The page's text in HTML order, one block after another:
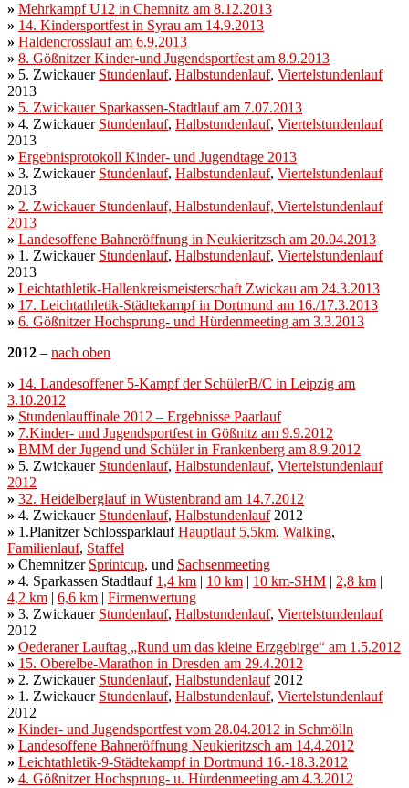
» Mehrkampf U12 in Chemnitz am 8.12.2013
» 14. Kindersportfest in Syrau am 14.9.2013
» Haldencrosslauf am 6.9.2013
» 8. Gößnitzer Kinder-und Jugendsportfest am 8.9.2013
» 5. Zwickauer Stundenlauf, Halbstundenlauf, Viertelstundenlauf
2013
» 5. Zwickauer Sparkassen-Stadtlauf am 7.07.2013
» 4. Zwickauer Stundenlauf, Halbstundenlauf, Viertelstundenlauf
2013
» Ergebnisprotokoll Kinder- und Jugendtage 2013
» 3. Zwickauer Stundenlauf, Halbstundenlauf, Viertelstundenlauf
2013
» 2. Zwickauer Stundenlauf, Halbstundenlauf, Viertelstundenlauf
2013
» Landesoffene Bahneröffnung in Neukieritzsch am 20.04.2013
» 1. Zwickauer Stundenlauf, Halbstundenlauf, Viertelstundenlauf
2013
» Leichtathletik-Hallenkreismeisterschaft Zwickau am 24.3.2013
» 17. Leichtathletik-Städtekampf in Dortmund am 16./17.3.2013
» 6. Gößnitzer Hochsprung- und Hürdenmeeting am 3.3.2013
2012 – nach oben
» 14. Landesoffener 5-Kampf der SchülerB/C in Leipzig am
3.10.2012
» Stundenlauffinale 2012 – Ergebnisse Paarlauf
» 7.Kinder- und Jugendsportfest in Gößnitz am 9.9.2012
» BMM der Jugend und Schüler in Frankenberg am 8.9.2012
» 5. Zwickauer Stundenlauf, Halbstundenlauf, Viertelstundenlauf
2012
» 32. Heidelberglauf in Wüstenbrand am 14.7.2012
» 4. Zwickauer Stundenlauf, Halbstundenlauf2012
» 1.Planitzer SchlossparklaufHauptlauf 5,5km, Walking,
Familienlauf, Staffel
» Chemnitzer Sprintcup, und Sachsenmeeting
» 4. Sparkassen Stadtlauf 1,4 km | 10 km | 10 km-SHM | 2,8 km |
4,2 km | 6,6 km | Firmenwertung
» 3. Zwickauer Stundenlauf, Halbstundenlauf, Viertelstundenlauf
2012
» Oederaner Lauftag „Rund um das kleine Erzgebirge“ am 1.5.2012
» 15. Oberelbe-Marathon in Dresden am 29.4.2012
» 2. Zwickauer Stundenlauf, Halbstundenlauf2012
» 1. Zwickauer Stundenlauf, Halbstundenlauf, Viertelstundenlauf
2012
» Kinder- und Jugendsportfest vom 28.04.2012 in Schmölln
» Landesoffene Bahneröffnung Neukieritzsch am 14.4.2012
» Leichtathletik-9-Städtekampf in Dortmund 16.-18.3.2012
» 4. Gößnitzer Hochsprung- u. Hürdenmeeting am 4.3.2012